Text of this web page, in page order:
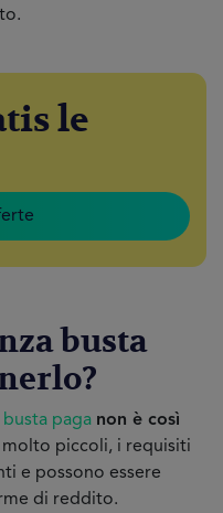
le
busta
busta paga non è così
piccoli, i requisiti
e possono essere
di reddito.